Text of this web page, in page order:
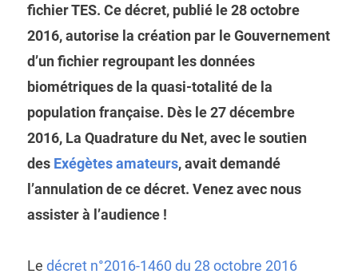
fichier TES. Ce décret, publié le 28 octobre
2016, autorise la création par le Gouvernement
d’un fichier regroupant les données
biométriques de la quasi-totalité de la
population française. Dès le 27 décembre
2016, La Quadrature du Net, avec le soutien
des Exégètes amateurs, avait demandé
l’annulation de ce décret. Venez avec nous
assister à l’audience !
Le décret n°2016-1460 du 28 octobre 2016